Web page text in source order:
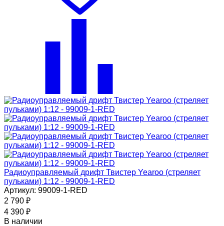
Радиоуправляемый дрифт Твистер Yearoo (стреляет
пульками) 1:12 - 99009-1-RED
Артикул: 99009-1-RED
2 790 ₽
4 390 ₽
В наличии